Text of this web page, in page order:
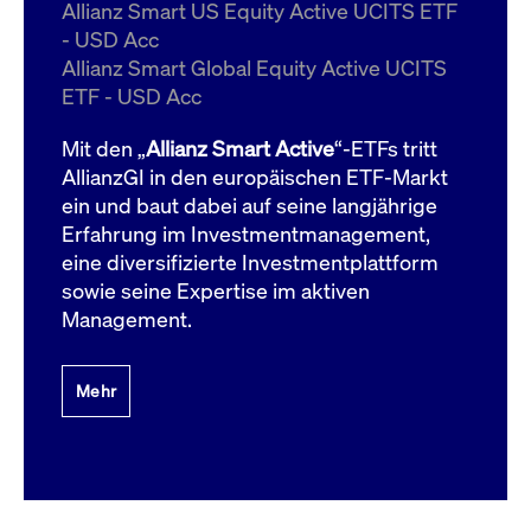
Allianz Smart US Equity Active UCITS ETF
- USD Acc
Allianz Smart Global Equity Active UCITS
ETF - USD Acc
Mit den „Allianz Smart Active“-ETFs tritt
AllianzGI in den europäischen ETF-Markt
ein und baut dabei auf seine langjährige
Erfahrung im Investmentmanagement,
eine diversifizierte Investmentplattform
sowie seine Expertise im aktiven
Management.
Mehr
ApplicationGatewayAffinityCORS
boerse.com
Domain
bis